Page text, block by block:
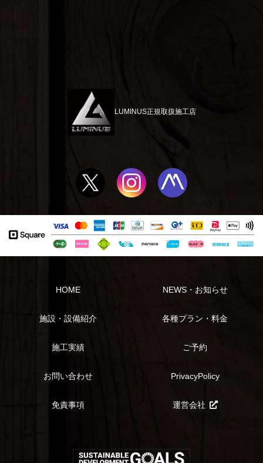
LUMINUS正規取扱施工店
HOME NEWS・お知らせ
施設・設備紹介 各種プラン・料金
施工実績 ご予約
お問い合わせ PrivacyPolicy
免責事項 運営会社